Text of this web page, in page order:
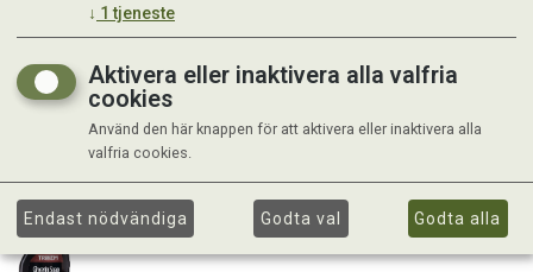
↓ 1 tjeneste
Aktivera eller inaktivera alla valfria
cookies
Använd den här knappen för att aktivera eller inaktivera alla
valfria cookies.
Endast nödvändiga Godta val Godta alla